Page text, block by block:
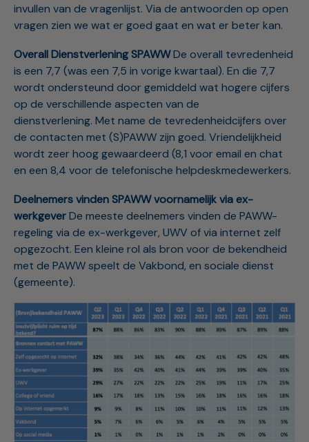
invullen van de vragenlijst. Via de antwoorden op open
vragen zien we wat er goed gaat en wat er beter kan.
Overall Dienstverlening SPAWWDe overall tevredenheid
is een 7,7 (was een 7,5 in vorige kwartaal). En die 7,7
wordt ondersteund door gemiddeld wat hogere cijfers
op de verschillende aspecten van de
dienstverlening. Met name de tevredenheidcijfers over
de contacten met (S)PAWW zijn goed. Vriendelijkheid
wordt zeer hoog gewaardeerd (8,1 voor email en chat
en een 8,4 voor de telefonische helpdeskmedewerkers.
Deelnemers vinden SPAWW voornamelijk via ex-
werkgeverDe meeste deelnemers vinden de PAWW-
regeling via de ex-werkgever, UWV of via internet zelf
opgezocht. Een kleine rol als bron voor de bekendheid
met de PAWW speelt de Vakbond, en sociale dienst
(gemeente).